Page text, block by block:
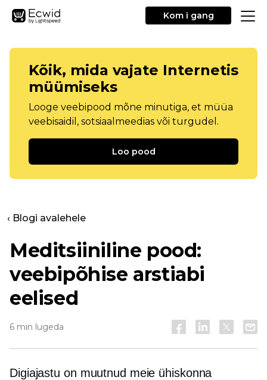
Kom i gang
Kõik, mida vajate Internetis
müümiseks
Looge veebipood mõne minutiga, et müüa
veebisaidil, sotsiaalmeedias või turgudel.
Loo pood
‹ Blogi avalehele
Meditsiiniline pood:
veebipõhise arstiabi
eelised
6 min lugeda
Digiajastu on muutnud meie ühiskonna